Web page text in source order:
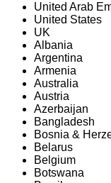
United Arab
United States
UK
Albania
Argentina
Armenia
Australia
Austria
Azerbaijan
Bangladesh
Bosnia &
Belarus
Belgium
Botswana